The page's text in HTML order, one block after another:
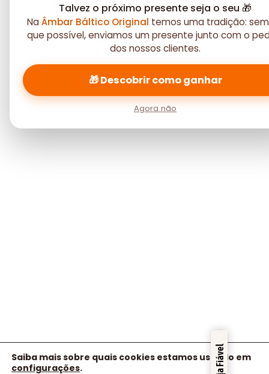
Saiba mais sobre quais cookies estamos usando em
configurações.
Talvez o próximo presente seja o seu 🎁
NaÂmbar Báltico Original temos uma tradição:
que possível, enviamos um presente junto com o
dos nossos clientes.
🎁 Descobrir como ganhar
Agora não
1 Loja Fiável